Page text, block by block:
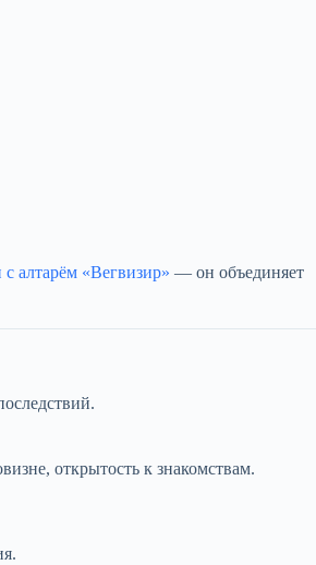
с алтарём «Вегвизир» — он объединяет
открытость к знакомствам.